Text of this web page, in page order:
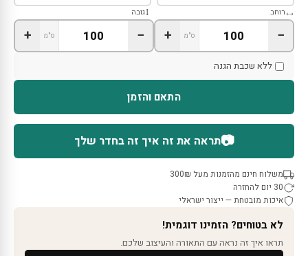
רוחב
− ס"מ +
גובה
− ס"מ +
ללא שכבת הגנה
התאם והזמן
📷תראה את זה איך זה בחדר שלך
משלוח חינם מהזמנות מעל 300₪
30 יום להחזרה
איכות מובטחת — ייצור ישראלי
לא בטוחים? הזמינו דוגמית!
תראו איך זה נראה עם התאורה והעיצוב שלכם.